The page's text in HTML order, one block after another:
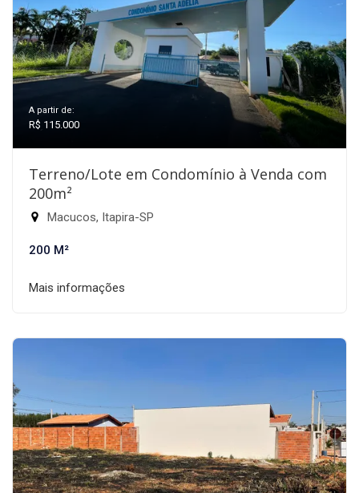
A partir de:
R$ 115.000
Terreno/Lote em Condomínio à Venda com
200m²
Macucos, Itapira-SP
200 M²
Mais informações